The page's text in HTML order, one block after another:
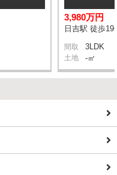
3,980万円
日吉駅 徒歩19
間取 3LDK
土地 -㎡